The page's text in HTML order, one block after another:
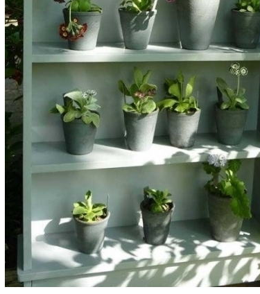
Décoration de jardin
Bordures de jardin
Créez votre mobile
pour animaux